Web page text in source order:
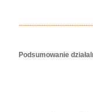
Podsumowanie